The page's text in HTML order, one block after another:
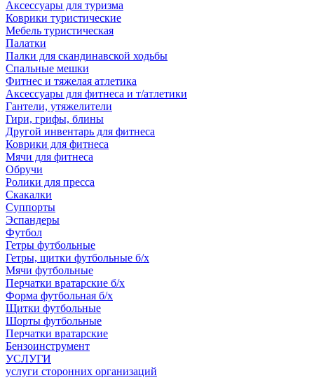
Аксессуары для туризма
Коврики туристические
Мебель туристическая
Палатки
Палки для скандинавской ходьбы
Спальные мешки
Фитнес и тяжелая атлетика
Аксессуары для фитнеса и т/атлетики
Гантели, утяжелители
Гири, грифы, блины
Другой инвентарь для фитнеса
Коврики для фитнеса
Мячи для фитнеса
Обручи
Ролики для пресса
Скакалки
Суппорты
Эспандеры
Футбол
Гетры футбольные
Гетры, щитки футбольные б/х
Мячи футбольные
Перчатки вратарские б/х
Форма футбольная б/х
Щитки футбольные
Шорты футбольные
Перчатки вратарские
Бензоинструмент
УСЛУГИ
услуги сторонних организаций